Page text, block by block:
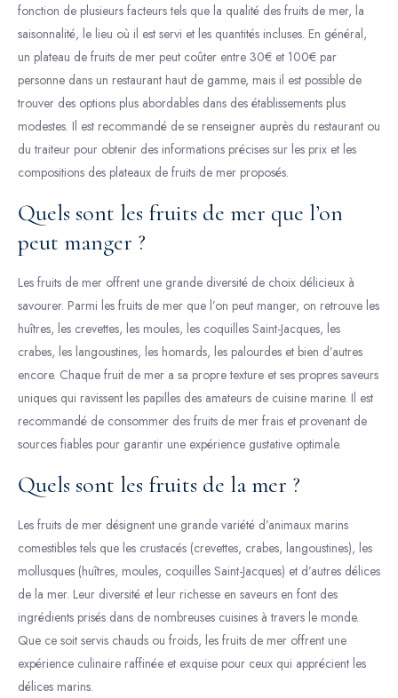
fonction de plusieurs facteurs tels que la qualité des fruits de mer, la
saisonnalité, le lieu où il est servi et les quantités incluses. En général,
un plateau de fruits de mer peut coûter entre 30€ et 100€ par
personne dans un restaurant haut de gamme, mais il est possible de
trouver des options plus abordables dans des établissements plus
modestes. Il est recommandé de se renseigner auprès du restaurant ou
du traiteur pour obtenir des informations précises sur les prix et les
compositions des plateaux de fruits de mer proposés.
Quels sont les fruits de mer que l’on
peut manger ?
Les fruits de mer offrent une grande diversité de choix délicieux à
savourer. Parmi les fruits de mer que l’on peut manger, on retrouve les
huîtres, les crevettes, les moules, les coquilles Saint-Jacques, les
crabes, les langoustines, les homards, les palourdes et bien d’autres
encore. Chaque fruit de mer a sa propre texture et ses propres saveurs
uniques qui ravissent les papilles des amateurs de cuisine marine. Il est
recommandé de consommer des fruits de mer frais et provenant de
sources fiables pour garantir une expérience gustative optimale.
Quels sont les fruits de la mer ?
Les fruits de mer désignent une grande variété d’animaux marins
comestibles tels que les crustacés (crevettes, crabes, langoustines), les
mollusques (huîtres, moules, coquilles Saint-Jacques) et d’autres délices
de la mer. Leur diversité et leur richesse en saveurs en font des
ingrédients prisés dans de nombreuses cuisines à travers le monde.
Que ce soit servis chauds ou froids, les fruits de mer offrent une
expérience culinaire raffinée et exquise pour ceux qui apprécient les
délices marins.